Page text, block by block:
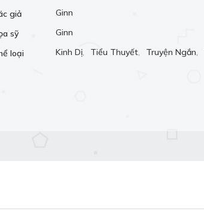
giả
Ginn
sỹ
Ginn
loại
Kinh Dị, Tiểu Thuyết, Truyện Ngắn,